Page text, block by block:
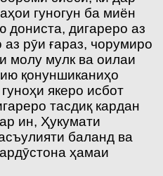
гуногун ба миён
дониста, дигареро аз
рӯи ғараз, чорумиро
молу мулк ва оилаи
қонуншиканиҳо
якеро исбот
тасдиқ кардан
ин, Ҳукумати
баланд ва
ҳамаи